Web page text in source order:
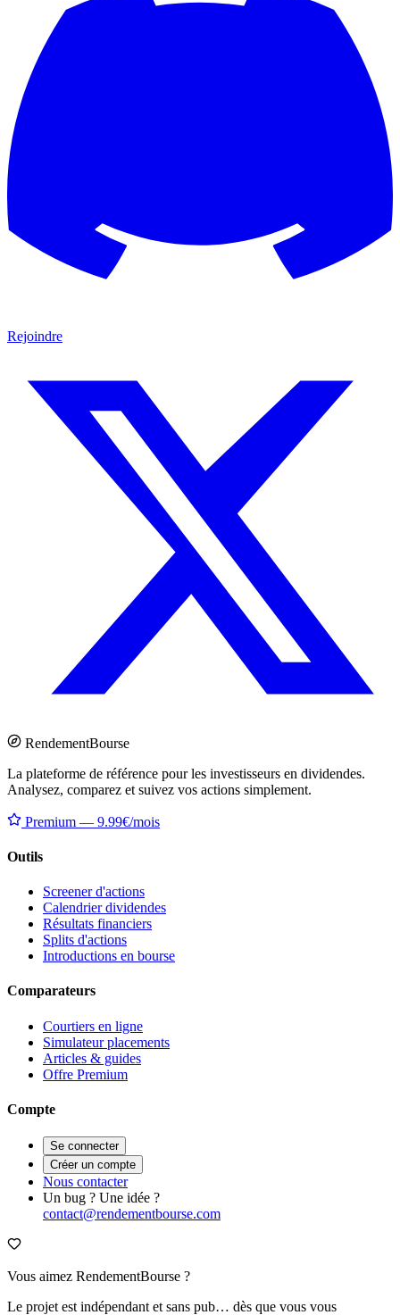
Rejoindre
RendementBourse
La plateforme de référence pour les investisseurs en dividendes.
Analysez, comparez et suivez vos actions simplement.
Premium — 9.99€/mois
Outils
Screener d'actions
Calendrier dividendes
Résultats financiers
Splits d'actions
Introductions en bourse
Comparateurs
Courtiers en ligne
Simulateur placements
Articles & guides
Offre Premium
Compte
Se connecter
Créer un compte
Nous contacter
Un bug ? Une idée ?
contact@rendementbourse.com
Vous aimez RendementBourse ?
Le projet est indépendant et sans pub… dès que vous vous